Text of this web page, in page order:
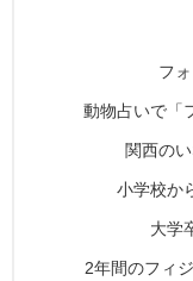
フ
動物占いで「
関西の
小学校か
大学
2年間のフィ